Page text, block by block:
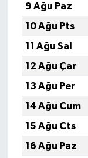
9 Ağu Paz
10 Ağu Pts
11 Ağu Sal
12 Ağu Çar
13 Ağu Per
14 Ağu Cum
15 Ağu Cts
16 Ağu Paz